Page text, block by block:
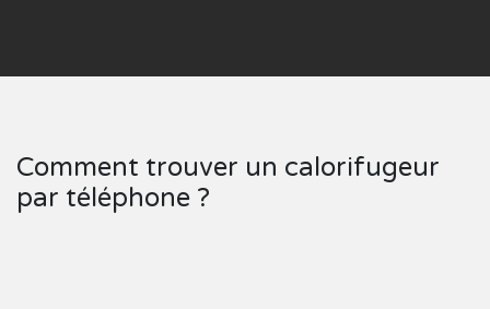
Comment trouver un calorifugeur
par téléphone ?